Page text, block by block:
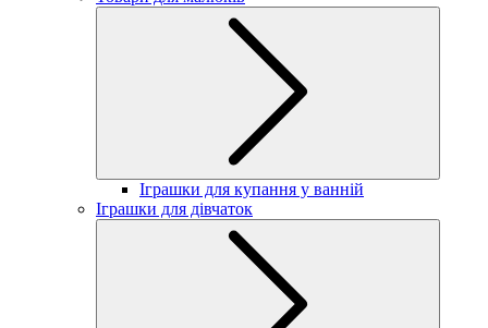
Іграшки для купання у ванній
Іграшки для дівчаток